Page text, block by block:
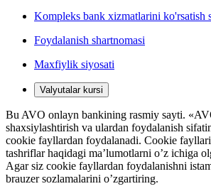
Kompleks bank xizmatlarini ko'rsatish
Foydalanish shartnomasi
Maxfiylik siyosati
Valyutalar kursi
Bu AVO onlayn bankining rasmiy sayti.
shaxsiylashtirish va ulardan foydalanish
cookie fayllardan foydalanadi. Cookie
tashriflar haqidagi ma’lumotlarni o’z ichiga
Agar siz cookie fayllardan foydalanishni
brauzer sozlamalarini o’zgartiring.